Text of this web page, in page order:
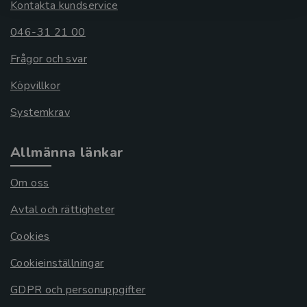
Kontakta kundservice
046-31 21 00
Frågor och svar
Köpvillkor
Systemkrav
Allmänna länkar
Om oss
Avtal och rättigheter
Cookies
Cookieinställningar
GDPR och personuppgifter